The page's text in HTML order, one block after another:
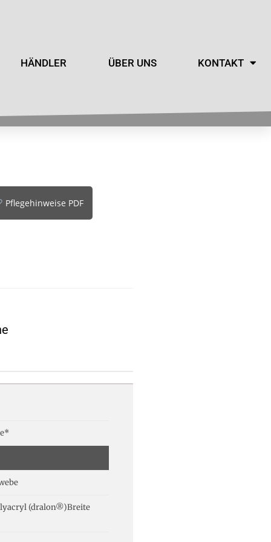
HÄNDLER ÜBER UNS KONTAKT
Pflegehinweise PDF
(dralon®)Breite